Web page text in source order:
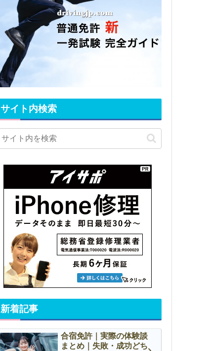
サイト内検索
新着記事
合宿免許｜実際の体験談
まとめ｜失敗・成功どち